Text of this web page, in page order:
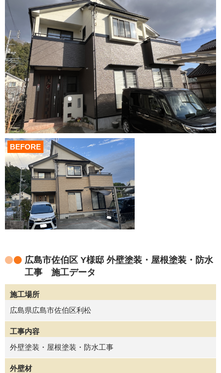
BEFORE
広島市佐伯区 Y様邸 外壁塗装・屋根塗装・防水
工事 施工データ
施工場所
広島県広島市佐伯区利松
工事内容
外壁塗装・屋根塗装・防水工事
外壁材